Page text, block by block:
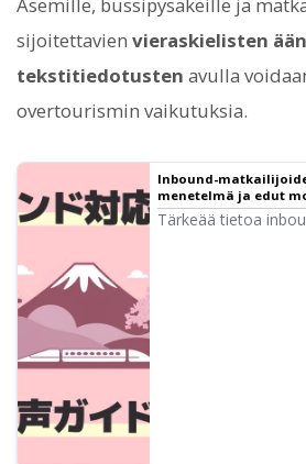
sijoitettavien vieraskielisten
tekstitiedotusten avulla
overtourismin vaikutuksia.
Inbound-
menetelmä ja edut
opastusäänen
Tärkeää tietoa